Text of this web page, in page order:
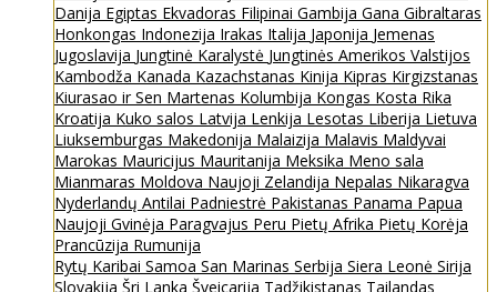
Danija Egiptas Ekvadoras Filipinai Gambija Gana Gibraltaras
Honkongas Indonezija Irakas Italija Japonija Jemenas
Jugoslavija Jungtinė Karalystė Jungtinės Amerikos Valstijos
Kambodža Kanada Kazachstanas Kinija Kipras Kirgizstanas
Kiurasao ir Sen Martenas Kolumbija Kongas Kosta Rika
Kroatija Kuko salos Latvija Lenkija Lesotas Liberija Lietuva
Liuksemburgas Makedonija Malaizija Malavis Maldyvai
Marokas Mauricijus Mauritanija Meksika Meno sala
Mianmaras Moldova Naujoji Zelandija Nepalas Nikaragva
Nyderlandų Antilai Padniestrė Pakistanas Panama Papua
Naujoji Gvinėja Paragvajus Peru Pietų Afrika Pietų Korėja
Prancūzija Rumunija
Rytų Karibai Samoa San Marinas Serbija Siera Leonė Sirija
Slovakija Šri Lanka Šveicarija Tadžikistanas Tailandas